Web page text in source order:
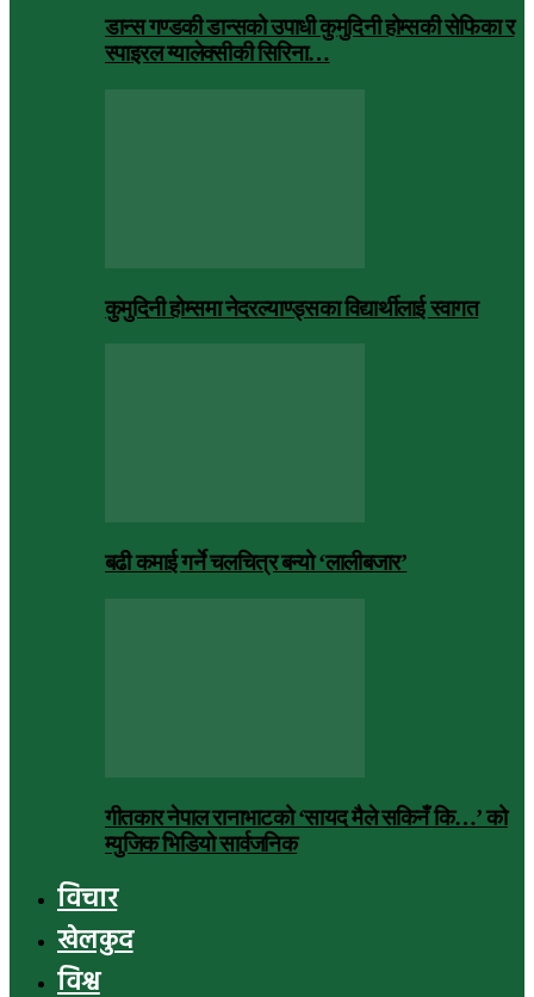
डान्स गण्डकी डान्सको उपाधी कुमुदिनी होम्सकी सेफिका र
स्पाइरल ग्यालेक्सीकी सिरिना…
कुमुदिनी होम्समा नेदरल्याण्ड्सका विद्यार्थीलाई स्वागत
बढी कमाई गर्ने चलचित्र बन्यो ‘लालीबजार’
गीतकार नेपाल रानाभाटको ‘सायद मैले सकिनँ कि…’ को
म्युजिक भिडियो सार्वजनिक
विचार
खेलकुद
विश्व